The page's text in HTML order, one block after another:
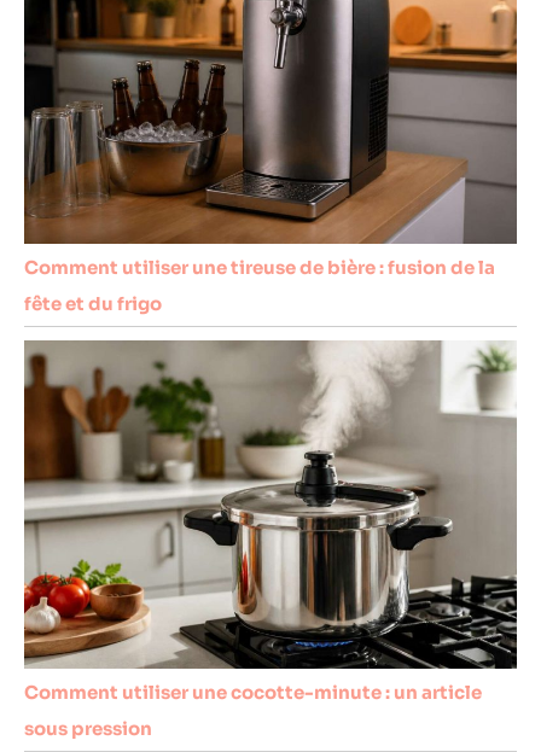
Comment utiliser une tireuse de bière : fusion de la
fête et du frigo
Comment utiliser une cocotte-minute : un article
sous pression